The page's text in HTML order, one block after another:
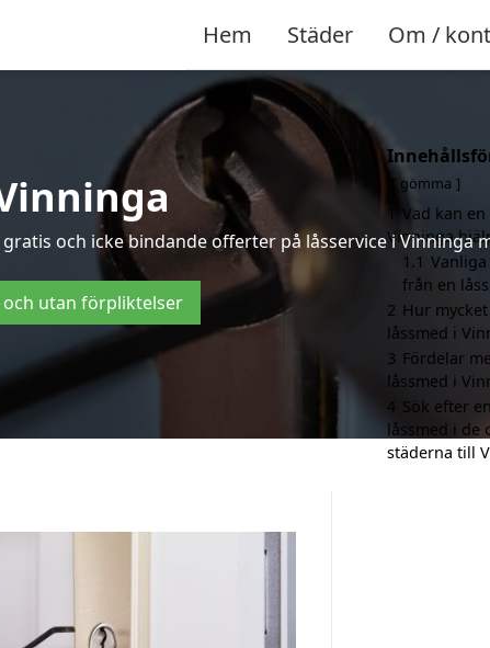
Hem Städer Om /
och icke bindande offerter på låsservice i Vinninga
och utan förpliktelser
gömma
Vad kan
Vinninga
1.1
från en
2 Hur
låssmed i
3 Fördelar
låssmed i
4 Sök efter
låssmed i de
städerna till